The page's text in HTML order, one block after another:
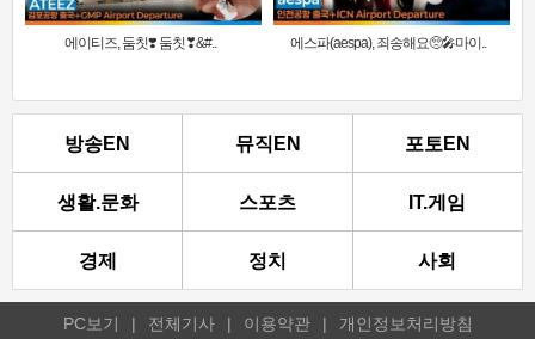
에이티즈, 둠칫❣️ 둠칫❣&#.. 에스파(aespa), 죄송해요🥺🎤마이..
방송EN 뮤직EN 포토EN
생활.문화 스포츠 IT.게임
경제 정치 사회
PC보기 | 전체기사 | 이용약관 | 개인정보처리방침